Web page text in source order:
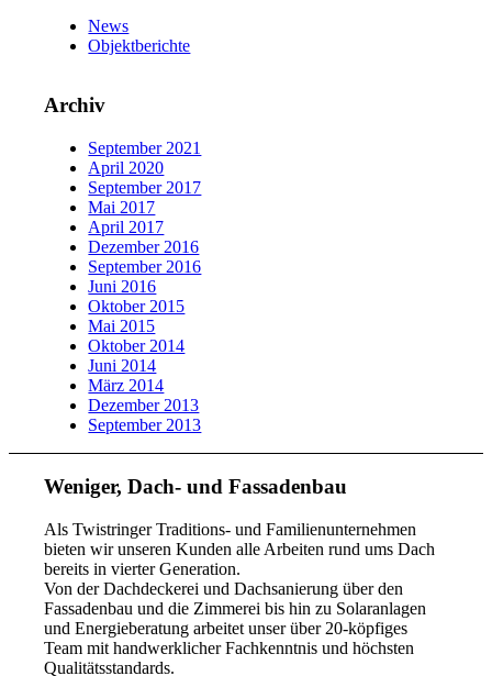
News
Objektberichte
Archiv
September 2021
April 2020
September 2017
Mai 2017
April 2017
Dezember 2016
September 2016
Juni 2016
Oktober 2015
Mai 2015
Oktober 2014
Juni 2014
März 2014
Dezember 2013
September 2013
Weniger, Dach- und Fassadenbau
Als Twistringer Traditions- und Familienunternehmen
bieten wir unseren Kunden alle Arbeiten rund ums Dach
bereits in vierter Generation.
Von der Dachdeckerei und Dachsanierung über den
Fassadenbau und die Zimmerei bis hin zu Solaranlagen
und Energieberatung arbeitet unser über 20-köpfiges
Team mit handwerklicher Fachkenntnis und höchsten
Qualitätsstandards.